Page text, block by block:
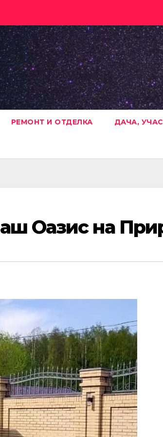
РЕМОНТ И ОТДЕЛКА ДАЧА,
Оазис на